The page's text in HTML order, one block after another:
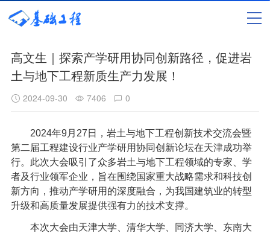
高文生｜探索产学研用协同创新路径，促进岩
土与地下工程新质生产力发展！
2024-09-30 7406 0
2024年9月27日，岩土与地下工程创新技术交流会暨
第二届工程建设行业产学研用协同创新论坛在天津成功举
行。此次大会吸引了众多岩土与地下工程领域的专家、学
者及行业领军企业，旨在围绕国家重大战略需求和科技创
新方向，推动产学研用的深度融合，为我国建筑业的转型
升级和高质量发展提供强有力的技术支撑。
本次大会由天津大学、清华大学、同济大学、东南大